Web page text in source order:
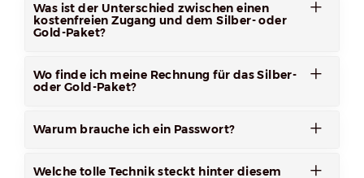
Was ist der Unterschied zwischen einen
kostenfreien Zugang und dem Silber- oder
Gold-Paket?
Wo finde ich meine Rechnung für das Silber-
oder Gold-Paket?
Warum brauche ich ein Passwort?
Welche tolle Technik steckt hinter diesem